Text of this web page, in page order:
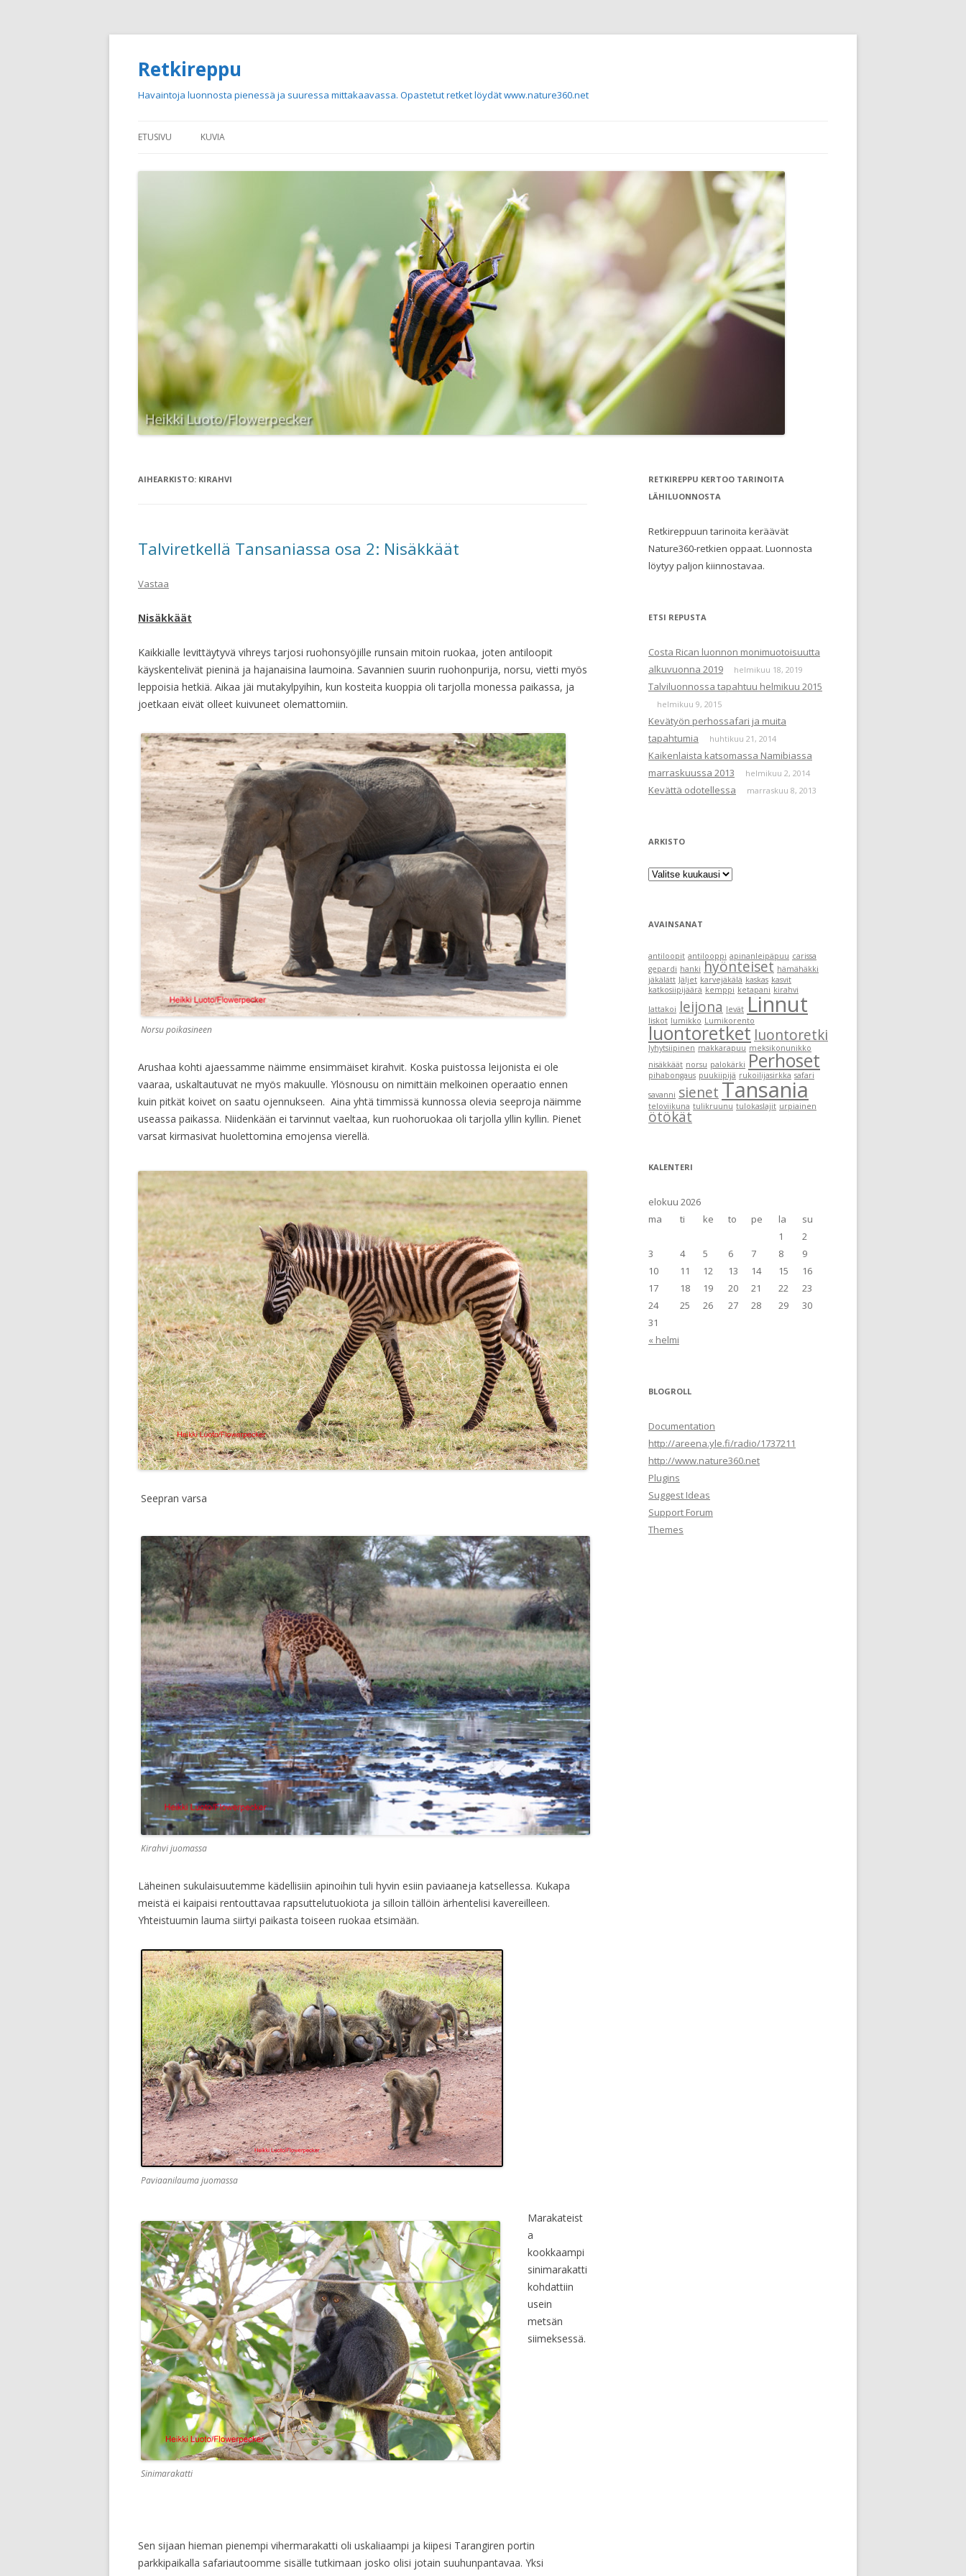
Retkireppu
Havaintoja luonnosta pienessä ja suuressa mittakaavassa. Opastetut retket löydät www.nature360.net
ETUSIVU KUVIA
AIHEARKISTO: KIRAHVI
Talviretkellä Tansaniassa osa 2: Nisäkkäät
Vastaa
Nisäkkäät
Kaikkialle levittäytyvä vihreys tarjosi ruohonsyöjille runsain mitoin ruokaa, joten antiloopit
käyskentelivät pieninä ja hajanaisina laumoina. Savannien suurin ruohonpurija, norsu, vietti myös
leppoisia hetkiä. Aikaa jäi mutakylpyihin, kun kosteita kuoppia oli tarjolla monessa paikassa, ja
joetkaan eivät olleet kuivuneet olemattomiin.
Norsu poikasineen
Arushaa kohti ajaessamme näimme ensimmäiset kirahvit. Koska puistossa leijonista ei ole
vaaraa, uskaltautuvat ne myös makuulle. Ylösnousu on nimittäin melkoinen operaatio ennen
kuin pitkät koivet on saatu ojennukseen. Aina yhtä timmissä kunnossa olevia seeproja näimme
useassa paikassa. Niidenkään ei tarvinnut vaeltaa, kun ruohoruokaa oli tarjolla yllin kyllin. Pienet
varsat kirmasivat huolettomina emojensa vierellä.
Seepran varsa
Kirahvi juomassa
Läheinen sukulaisuutemme kädellisiin apinoihin tuli hyvin esiin paviaaneja katsellessa. Kukapa
meistä ei kaipaisi rentouttavaa rapsuttelutuokiota ja silloin tällöin ärhentelisi kavereilleen.
Yhteistuumin lauma siirtyi paikasta toiseen ruokaa etsimään.
Paviaanilauma juomassa
Sinimarakatti
Marakateist
a
kookkaampi
sinimarakatti
kohdattiin
usein
metsän
siimeksessä.
Sen sijaan hieman pienempi vihermarakatti oli uskaliaampi ja kiipesi Tarangiren portin
parkkipaikalla safariautoomme sisälle tutkimaan josko olisi jotain suuhunpantavaa. Yksi
RETKIREPPU KERTOO TARINOITA
LÄHILUONNOSTA
Retkireppuun tarinoita keräävät
Nature360-retkien oppaat. Luonnosta
löytyy paljon kiinnostavaa.
ETSI REPUSTA
Costa Rican luonnon monimuotoisuutta
alkuvuonna 2019
helmikuu 18, 2019
Talviluonnossa tapahtuu helmikuu 2015
helmikuu 9, 2015
Kevätyön perhossafari ja muita
tapahtumia
huhtikuu 21, 2014
Kaikenlaista katsomassa Namibiassa
marraskuussa 2013
helmikuu 2, 2014
Kevättä odotellessa marraskuu 8, 2013
ARKISTO
Arkisto
AVAINSANAT
antiloopit antilooppi apinanleipäpuu carissa
gepardi hanki hyönteiset hämähäkki
jäkälätt Jäljet karvejäkälä kaskas kasvit
katkosiipijäärä kemppi ketapani kirahvi
lattakoi leijona levät Linnut
liskot lumikko Lumikorento
luontoretket luontoretki
lyhytsiipinen makkarapuu meksikonunikko
nisäkkäät norsu palokärki Perhoset
pihabongaus puukiipijä rukoilijasirkka safari
savanni sienet Tansania
teloviikuna tulikruunu tulokaslajit urpiainen
ötökät
KALENTERI
elokuu 2026
ma
ti ke to pe la su
« helmi
1
2
3
4 5 6 7 8
9
10
11 12 13 14 15
16
17
18 19 20 21 22
23
24
25 26 27 28 29
30
31
BLOGROLL
Documentation
http://areena.yle.fi/radio/1737211
http://www.nature360.net
Plugins
Suggest Ideas
Support Forum
Themes